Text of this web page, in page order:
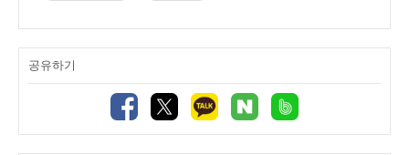
공유하기